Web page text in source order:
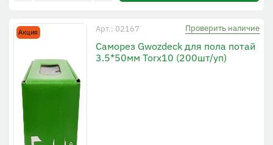
Акция Арт.: 02167 Проверить наличие
Саморез Gwozdeck для пола потай
3.5*50мм Torx10 (200шт/уп)